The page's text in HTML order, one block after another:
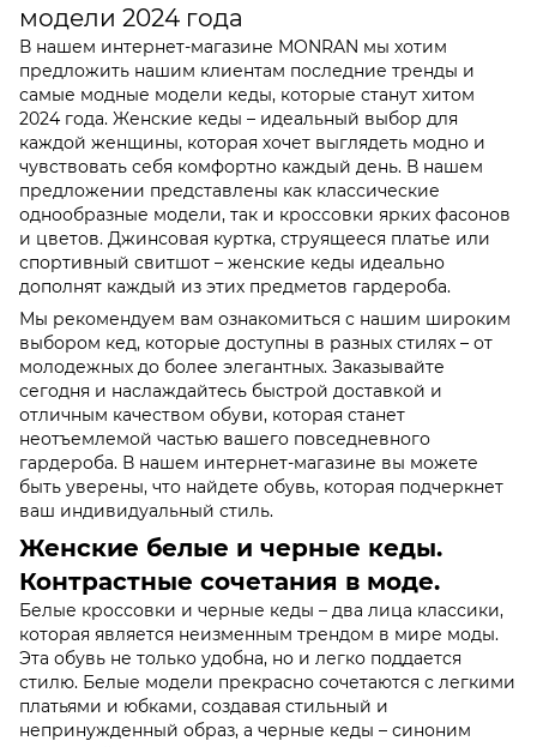
модели 2024 года
В нашем интернет-магазине MONRAN мы хотим
предложить нашим клиентам последние тренды и
самые модные модели кеды, которые станут хитом
2024 года. Женские кеды – идеальный выбор для
каждой женщины, которая хочет выглядеть модно и
чувствовать себя комфортно каждый день. В нашем
предложении представлены как классические
однообразные модели, так и кроссовки ярких фасонов
и цветов. Джинсовая куртка, струящееся платье или
спортивный свитшот – женские кеды идеально
дополнят каждый из этих предметов гардероба.
Мы рекомендуем вам ознакомиться с нашим широким
выбором кед, которые доступны в разных стилях – от
молодежных до более элегантных. Заказывайте
сегодня и наслаждайтесь быстрой доставкой и
отличным качеством обуви, которая станет
неотъемлемой частью вашего повседневного
гардероба. В нашем интернет-магазине вы можете
быть уверены, что найдете обувь, которая подчеркнет
ваш индивидуальный стиль.
Женские белые и черные кеды.
Контрастные сочетания в моде.
Белые кроссовки и черные кеды – два лица классики,
которая является неизменным трендом в мире моды.
Эта обувь не только удобна, но и легко поддается
стилю. Белые модели прекрасно сочетаются с легкими
платьями и юбками, создавая стильный и
непринужденный образ, а черные кеды – синоним